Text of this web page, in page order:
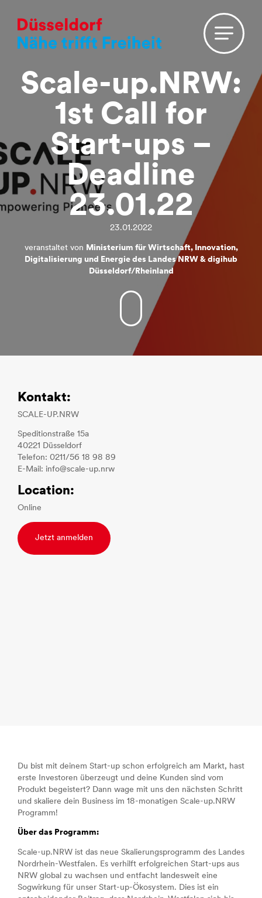
Scale-up.NRW:
1st Call for
Start-ups –
Deadline
23.01.22
23.01.2022
veranstaltet von
Ministerium für Wirtschaft, Innovation,
Digitalisierung und Energie des Landes NRW & digihub
Düsseldorf/Rheinland
Kontakt:
SCALE-UP.NRW
Speditionstraße 15a
40221 Düsseldorf
Telefon: 0211/56 18 98 89
E-Mail: info@scale-up.nrw
Location:
Online
Jetzt anmelden
Du bist mit deinem Start-up schon erfolgreich am Markt, hast
erste Investoren überzeugt und deine Kunden sind vom
Produkt begeistert? Dann wage mit uns den nächsten Schritt
und skaliere dein Business im 18-monatigen Scale-up.NRW
Programm!
Über das Programm:
Scale-up.NRW ist das neue Skalierungsprogramm des Landes
Nordrhein-Westfalen. Es verhilft erfolgreichen Start-ups aus
NRW global zu wachsen und entfacht landesweit eine
Sogwirkung für unser Start-up-Ökosystem. Dies ist ein